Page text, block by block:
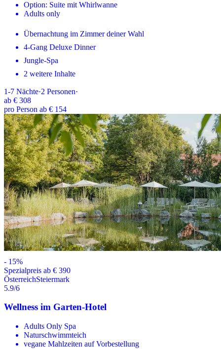
Option: Suite mit Whirlwanne
Adults only
Übernachtung im Zimmer deiner Wahl
4-Gang Deluxe Dinner
Jungle-Spa
2 weitere Inhalte
1-7 Nächte·2 Personen·
ab € 308
pro Person ab € 154
- 15%
Spezialpreis ab € 390
ÖsterreichSteiermark
5.9/6
Wellness im Garten-Hotel
Adults Only Spa
Naturschwimmteich
vegane Mahlzeiten auf Vorbestellung